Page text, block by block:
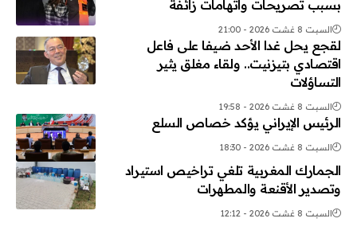
بسبب تصريحات واتهامات زائفة
السبت 8 غشت 2026 - 21:00
لقجع يحل غدا الأحد ضيفا على فاعل
اقتصادي بتيزنيت.. ولقاء مغلق يثير
التساؤلات
السبت 8 غشت 2026 - 19:58
الرئيس الإيراني يؤكد خصاص السلع
السبت 8 غشت 2026 - 18:30
الجمارك المغربية تلغي تراخيص استيراد
وتصدير الأقنعة والمطهرات
السبت 8 غشت 2026 - 12:12